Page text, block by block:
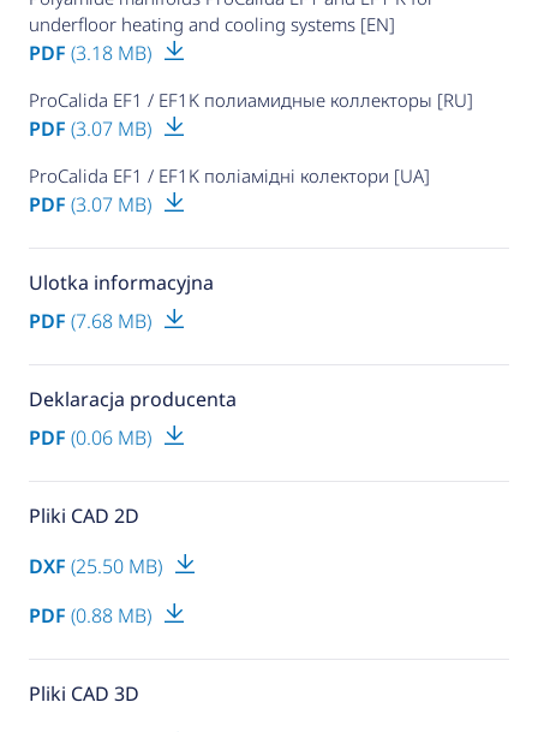
underfloor heating and cooling systems [EN]
PDF (3.18 MB)
ProCalida EF1 / EF1K полиамидные коллекторы [RU]
PDF (3.07 MB)
ProCalida EF1 / EF1K поліамідні колектори [UA]
PDF (3.07 MB)
Ulotka informacyjna
PDF (7.68 MB)
Deklaracja producenta
PDF (0.06 MB)
Pliki CAD 2D
DXF (25.50 MB)
PDF (0.88 MB)
Pliki CAD 3D